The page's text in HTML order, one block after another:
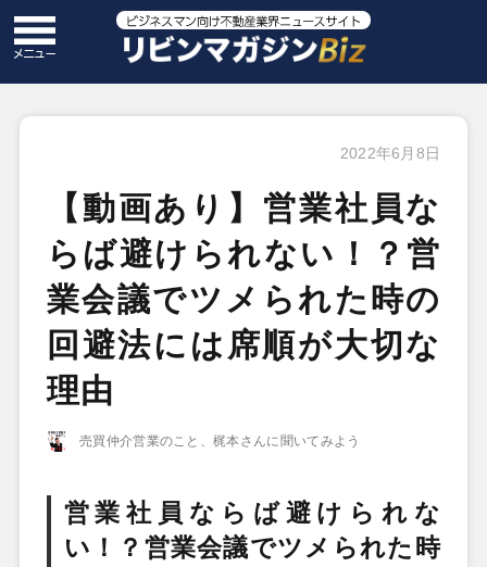
2022年6月8日
【動画あり】営業社員な
らば避けられない！？営
業会議でツメられた時の
回避法には席順が大切な
理由
売買仲介営業のこと、梶本さんに聞いてみよう
営業社員ならば避けられな
い！？営業会議でツメられた時